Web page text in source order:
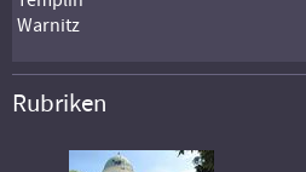
Warnitz
Rubriken